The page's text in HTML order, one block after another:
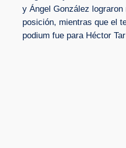
y Ángel González lograron
posición, mientras que el
podium fue para Héctor